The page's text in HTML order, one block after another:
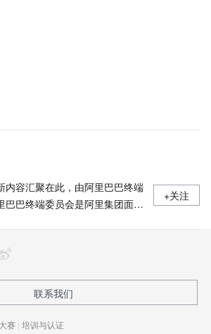
内容汇聚在此，由阿里巴巴终端
巴巴终端委员会是阿里集团面向
推动终端技术发展，帮助工程
：阿里巴巴终端技术，欢迎关
+关注
联系我们
赛 | 培训与认证